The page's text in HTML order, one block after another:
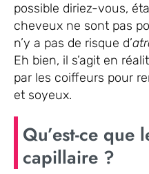
possible diriez-vous,
cheveux ne sont pas
n’y a pas de risque d’
Eh bien, il s’agit en
par les coiffeurs pour
et soyeux.
Qu’est-ce que
capillaire ?